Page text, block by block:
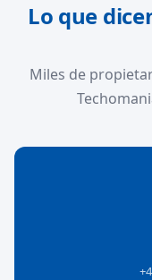
Lo que
Miles de